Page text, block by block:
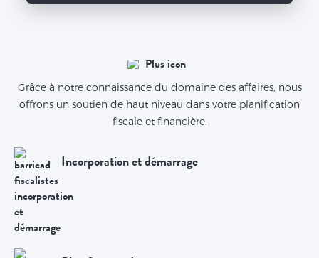
Grâce à notre connaissance du domaine des affaires, nous
offrons un soutien de haut niveau dans votre planification
fiscale et financière.
Incorporation et démarrage